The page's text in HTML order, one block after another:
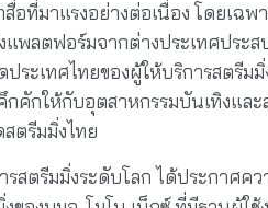
อที่มาแรงอย่างต่อเนื่อง โดยเฉ
แพลตฟอร์มจากต่างประเทศประ
ประเทศไทยของผู้ให้บริการสตรีม
กคักให้กับอุตสาหกรรมบันเทิงแล
ตรีมมิ่งไทย
รสตรีมมิ่งระดับโลก ได้ประกาศค